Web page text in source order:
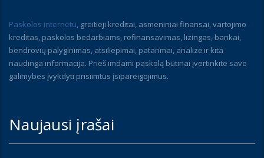
Paskolos internetu, greitieji kreditai, asmeniniai finansai, vartojimo
kreditas, paskolos bedarbiams, refinansavimas, lizingas, bankai,
bendrovių palyginimas, atsiliepimai, patarimai, analizė ir kita
naudinga informacija. Prieš imdami paskolą būtinai įvertinkite savo
galimybes įvykdyti prisiimtus įsipareigojimus.
Naujausi įrašai